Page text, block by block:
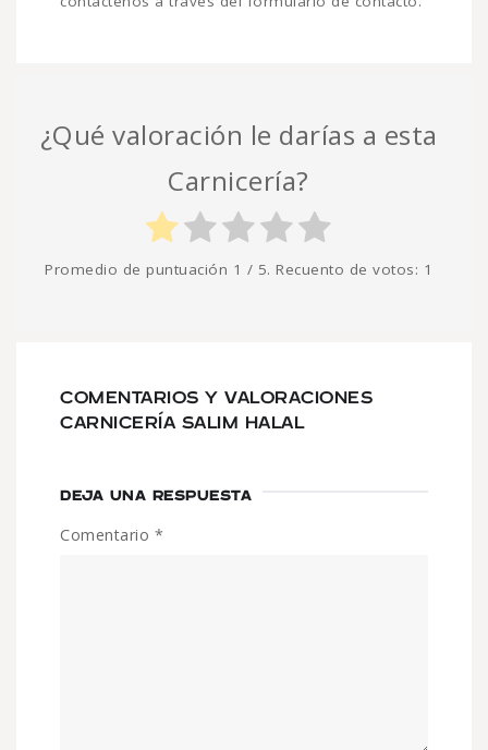
¿Qué valoración le darías a esta
Carnicería?
Promedio de puntuación 1 / 5. Recuento de votos: 1
COMENTARIOS Y VALORACIONES
CARNICERÍA SALIM HALAL
DEJA UNA RESPUESTA
Comentario *